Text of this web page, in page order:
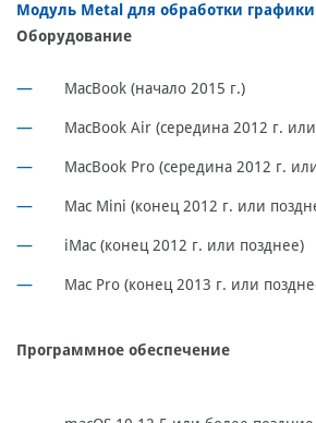
Модуль Metal для обработки графики
Оборудование
MacBook (начало 2015 г.)
MacBook Air (середина 2012 г.
MacBook Pro (середина 2012 г.
Mac Mini (конец 2012 г. или
iMac (конец 2012 г. или позднее)
Mac Pro (конец 2013 г. или
Программное обеспечение